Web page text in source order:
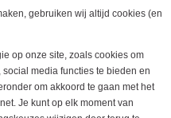
grill
gebruiken wij altijd cookies (en
op onze site, zoals cookies om
media functies te bieden en
om akkoord te gaan met het
Je kunt op elk moment van